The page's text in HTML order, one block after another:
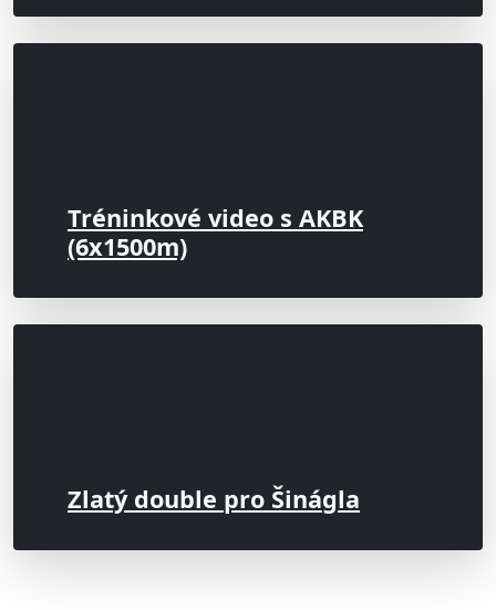
Tréninkové video s AKBK
(6x1500m)
Zlatý double pro Šinágla